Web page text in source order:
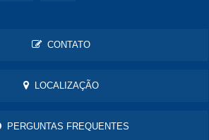
CONTATO
LOCALIZAÇÃO
PERGUNTAS FREQUENTES